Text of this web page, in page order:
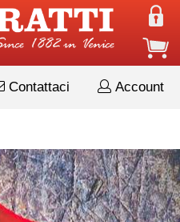
Account
Contattaci